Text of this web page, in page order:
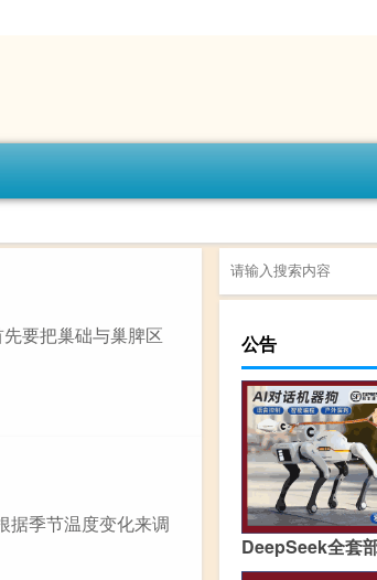
要把巢础与巢脾区
据季节温度变化来调
公告
DeepSeek全套